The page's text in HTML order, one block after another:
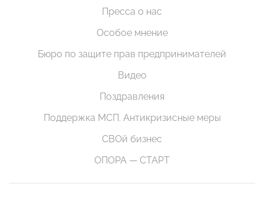
Пресса о нас
Особое мнение
Бюро по защите прав предпринимателей
Видео
Поздравления
Поддержка МСП. Антикризисные меры
СВОй бизнес
ОПОРА — СТАРТ